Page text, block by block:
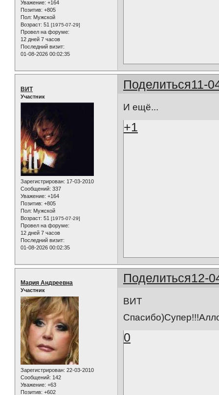
Уважение: +164
Позитив: +805
Пол: Мужской
Возраст: 51 [1975-07-29]
Провел на форуме:
12 дней 7 часов
Последний визит:
01-08-2026 00:02:35
Поделиться11-
ВИТ
Участник
Зарегистрирован: 17-03-2010
Сообщений: 337
Уважение: +164
Позитив: +805
Пол: Мужской
Возраст: 51 [1975-07-29]
Провел на форуме:
12 дней 7 часов
Последний визит:
01-08-2026 00:02:35
И ещё...
+1
Поделиться12-
Мария Андреевна
Участник
Зарегистрирован: 22-03-2010
Сообщений: 142
Уважение: +63
Позитив: +602
ВИТ
0